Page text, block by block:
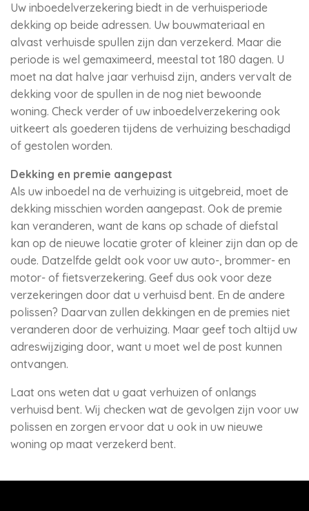
Uw inboedelverzekering biedt in de verhuisperiode
dekking op beide adressen. Uw bouwmateriaal en
alvast verhuisde spullen zijn dan verzekerd. Maar die
periode is wel gemaximeerd, meestal tot 180 dagen. U
moet na dat halve jaar verhuisd zijn, anders vervalt de
dekking voor de spullen in de nog niet bewoonde
woning. Check verder of uw inboedelverzekering ook
uitkeert als goederen tijdens de verhuizing beschadigd
of gestolen worden.
Dekking en premie aangepast
Als uw inboedel na de verhuizing is uitgebreid, moet de
dekking misschien worden aangepast. Ook de premie
kan veranderen, want de kans op schade of diefstal
kan op de nieuwe locatie groter of kleiner zijn dan op de
oude. Datzelfde geldt ook voor uw auto-, brommer- en
motor- of fietsverzekering. Geef dus ook voor deze
verzekeringen door dat u verhuisd bent. En de andere
polissen? Daarvan zullen dekkingen en de premies niet
veranderen door de verhuizing. Maar geef toch altijd uw
adreswijziging door, want u moet wel de post kunnen
ontvangen.
Laat ons weten dat u gaat verhuizen of onlangs
verhuisd bent. Wij checken wat de gevolgen zijn voor uw
polissen en zorgen ervoor dat u ook in uw nieuwe
woning op maat verzekerd bent.